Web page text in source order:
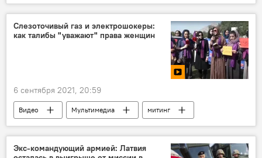
Кино
Киноклуб
Слезоточивый газ и электрошокеры:
как талибы "уважают" права женщин
6 сентября 2021, 20:59
Видео Мультимедиа
митинг
Афганистан
женщины "Талибан"
Экс-командующий армией: Латвия